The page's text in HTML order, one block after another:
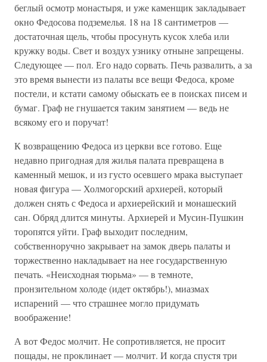
беглый осмотр монастыря, и уже каменщик закладывает
окно Федосова подземелья. 18 на 18 сантиметров —
достаточная щель, чтобы просунуть кусок хлеба или
кружку воды. Свет и воздух узнику отныне запрещены.
Следующее — пол. Его надо сорвать. Печь развалить, а за
это время вынести из палаты все вещи Федоса, кроме
постели, и кстати самому обыскать ее в поисках писем и
бумаг. Граф не гнушается таким занятием — ведь не
всякому его и поручат!
К возвращению Федоса из церкви все готово. Еще
недавно пригодная для жилья палата превращена в
каменный мешок, и из густо осевшего мрака выступает
новая фигура — Холмогорский архиерей, который
должен снять с Федоса и архиерейский и монашеский
сан. Обряд длится минуты. Архиерей и Мусин-Пушкин
торопятся уйти. Граф выходит последним,
собственноручно закрывает на замок дверь палаты и
торжественно накладывает на нее государственную
печать. «Неисходная тюрьма» — в темноте,
пронзительном холоде (идет октябрь!), миазмах
испарений — что страшнее могло придумать
воображение!
А вот Федос молчит. Не сопротивляется, не просит
пощады, не проклинает — молчит. И когда спустя три